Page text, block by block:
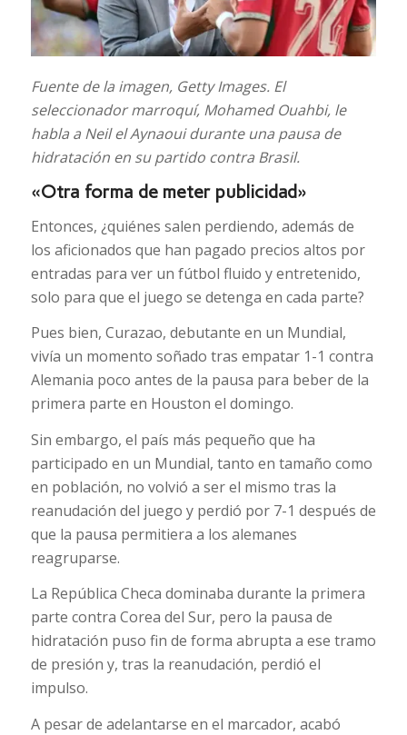
Fuente de la imagen, Getty Images. El
seleccionador marroquí, Mohamed Ouahbi, le
habla a Neil el Aynaoui durante una pausa de
hidratación en su partido contra Brasil.
«Otra forma de meter publicidad»
Entonces, ¿quiénes salen perdiendo, además de
los aficionados que han pagado precios altos por
entradas para ver un fútbol fluido y entretenido,
solo para que el juego se detenga en cada parte?
Pues bien, Curazao, debutante en un Mundial,
vivía un momento soñado tras empatar 1-1 contra
Alemania poco antes de la pausa para beber de la
primera parte en Houston el domingo.
Sin embargo, el país más pequeño que ha
participado en un Mundial, tanto en tamaño como
en población, no volvió a ser el mismo tras la
reanudación del juego y perdió por 7-1 después de
que la pausa permitiera a los alemanes
reagruparse.
La República Checa dominaba durante la primera
parte contra Corea del Sur, pero la pausa de
hidratación puso fin de forma abrupta a ese tramo
de presión y, tras la reanudación, perdió el
impulso.
A pesar de adelantarse en el marcador, acabó